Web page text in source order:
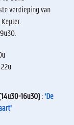
verdieping van
16u30):'De